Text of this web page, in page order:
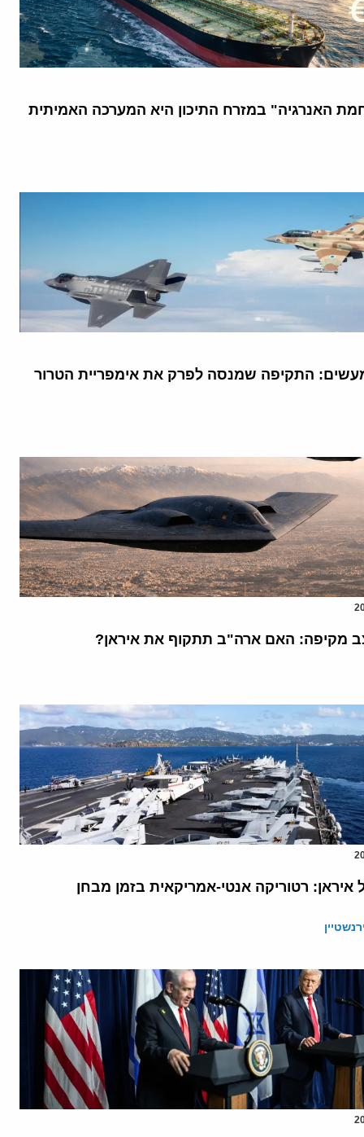
האנרגיה" במזרח התיכון היא המערכה האמיתית
התקיפה שמנסה לפרק את אימפריית הטרור
מקיפה: האם ארה"ב תתקוף את איראן?
איראן: רטוריקה אנטי-אמריקאית בזמן מבחן